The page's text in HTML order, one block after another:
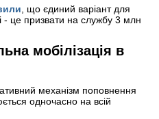
, що єдиний варіант для
- це призвати на службу 3 млн
мобілізація в
механізм поповнення
одночасно на всій